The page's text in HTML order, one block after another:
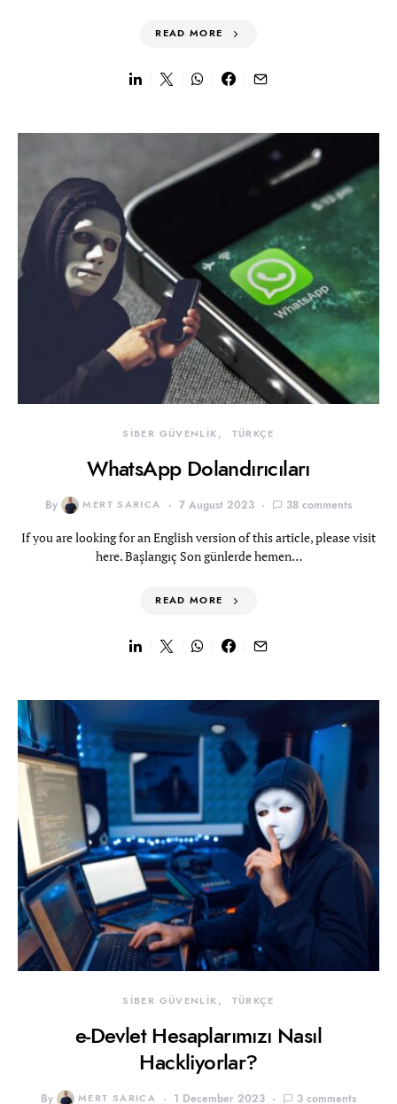
READ MORE
SİBER GÜVENLİK TÜRKÇE
WhatsApp Dolandırıcıları
By MERT SARICA 7 August 2023 38 comments
If you are looking for an English version of this article, please visit
here. Başlangıç Son günlerde hemen…
READ MORE
SİBER GÜVENLİK TÜRKÇE
e-Devlet Hesaplarımızı Nasıl
Hackliyorlar?
By MERT SARICA 1 December 2023 3 comments